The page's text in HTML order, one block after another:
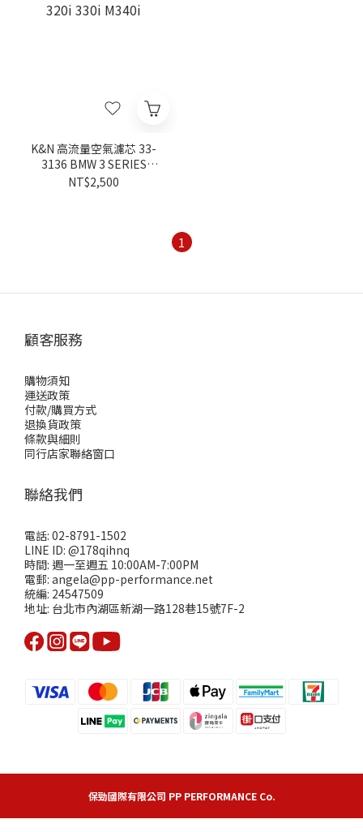
K&N 高流量空氣濾芯 33-
3136 BMW 3 SERIES
G20/21 320i 330i M340i
NT$2,500
1
顧客服務
購物須知
運送政策
付款/購買方式
退換貨政策
條款與細則
同行店家聯絡窗口
聯絡我們
電話: 02-8791-1502
LINE ID: @178qihnq
時間: 週一至週五 10:00AM-7:00PM
電郵: angela@pp-performance.net
統編: 24547509
地址: 台北市內湖區新湖一路128巷15號7F-2
保勁國際有限公司 PP PERFORMANCE Co.